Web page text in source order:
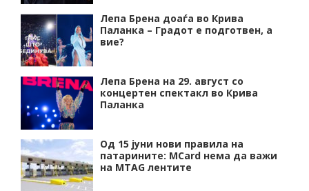
Лепа Брена доаѓа во Крива
Паланка – Градот е подготвен, а
вие?
Лепа Брена на 29. август со
концертен спектакл во Крива
Паланка
Од 15 јуни нови правила на
патарините: MCard нема да важи
на MTAG лентите